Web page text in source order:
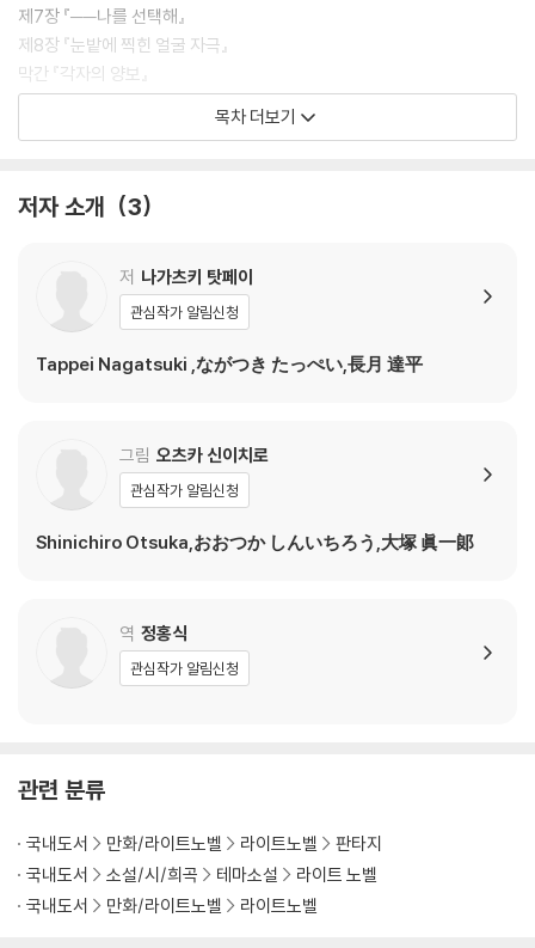
제7장 『──나를 선택해』
제8장 『눈밭에 찍힌 얼굴 자극』
막간 『각자의 양보』
종장 『달 아래에서, 엉터리 댄스를』
목차 더보기
저자 소개 3
저 나가츠키 탓페이
관심작가 알림신청
Tappei Nagatsuki ,ながつき たっぺい,長月 達平
그림 오츠카 신이치로
관심작가 알림신청
Shinichiro Otsuka,おおつか しんいちろう,大塚 眞一郞
역 정홍식
관심작가 알림신청
관련 분류
국내도서 만화/라이트노벨 라이트노벨
판타지
국내도서
소설/시/희곡 테마소설
라이트 노벨
국내도서
만화/라이트노벨 라이트노벨